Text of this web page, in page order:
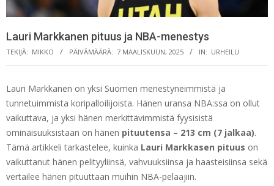
Lauri Markkanen pituus ja NBA-menestys
TEKIJÄ: MIKKO PÄIVÄMÄÄRÄ: 7 MAALISKUUN, 2025 IN: URHEILU
Lauri Markkanen on yksi Suomen menestyneimmistä ja
tunnetuimmista koripalloilijoista. Hänen uransa NBA:ssa on ollut
vaikuttava, ja yksi hänen merkittävimmistä fyysisistä
ominaisuuksistaan on hänen pituutensa – 213 cm (7 jalkaa).
Tämä artikkeli tarkastelee, kuinka Lauri Markkasen pituus on
vaikuttanut hänen pelityyliinsä, vahvuuksiinsa ja haasteisiinsa sekä
vertailee hänen pituuttaan muihin NBA-pelaajiin.